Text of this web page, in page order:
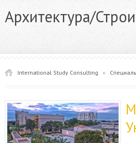
Архитектура/
International Study Consulting »